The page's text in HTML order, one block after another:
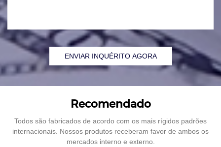
ENVIAR INQUÉRITO AGORA
Recomendado
Todos são fabricados de acordo com os mais rígidos padrões
internacionais. Nossos produtos receberam favor de ambos os
mercados interno e externo.